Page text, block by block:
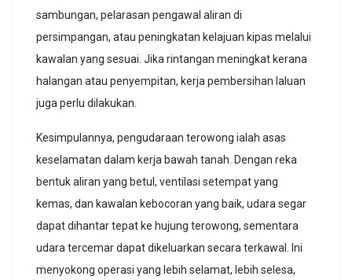
sambungan, pelarasan pengawal aliran di
persimpangan, atau peningkatan kelajuan kipas melalui
kawalan yang sesuai. Jika rintangan meningkat kerana
halangan atau penyempitan, kerja pembersihan laluan
juga perlu dilakukan.
Kesimpulannya, pengudaraan terowong ialah asas
keselamatan dalam kerja bawah tanah. Dengan reka
bentuk aliran yang betul, ventilasi setempat yang
kemas, dan kawalan kebocoran yang baik, udara segar
dapat dihantar tepat ke hujung terowong, sementara
udara tercemar dapat dikeluarkan secara terkawal. Ini
menyokong operasi yang lebih selamat, lebih selesa,